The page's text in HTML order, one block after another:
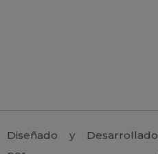
Diseñado y Desarrollado